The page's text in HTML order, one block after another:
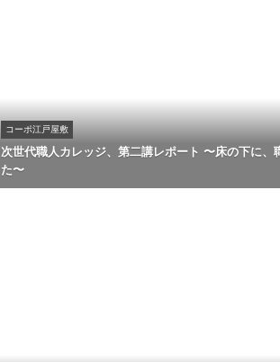
コーポ江戸屋敷
次世代職人カレッジ、第二講レポート 〜床の下に、
た〜